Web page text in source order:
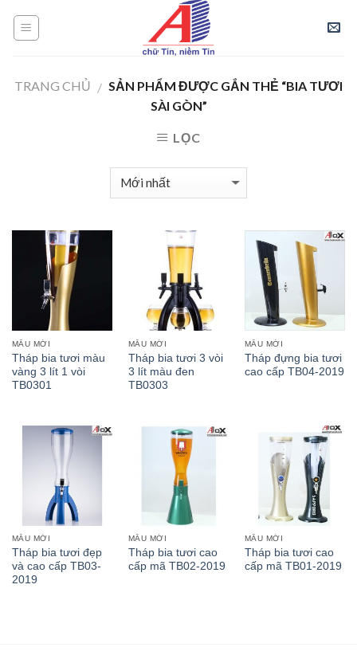
TRANG CHỦ / SẢN PHẨM ĐƯỢC GẮN THẺ “BIA TƯƠI
SÀI GÒN”
LỌC
MẪU MỚI
Tháp bia tươi màu
vàng 3 lít 1 vòi
TB0301
MẪU MỚI
Tháp bia tươi 3 vòi
3 lít màu đen
TB0303
MẪU MỚI
Tháp đựng bia tươi
cao cấp TB04-2019
MẪU MỚI
Tháp bia tươi đẹp
và cao cấp TB03-
2019
MẪU MỚI
Tháp bia tươi cao
cấp mã TB02-2019
MẪU MỚI
Tháp bia tươi cao
cấp mã TB01-2019